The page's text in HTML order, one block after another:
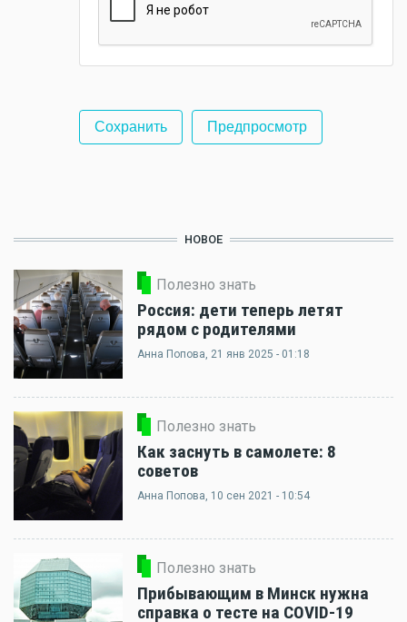
НОВОЕ
Полезно знать
Россия: дети теперь летят
рядом с родителями
Анна Попова, 21 янв 2025 - 01:18
Полезно знать
Как заснуть в самолете: 8
советов
Анна Попова, 10 сен 2021 - 10:54
Полезно знать
Прибывающим в Минск нужна
справка о тесте на COVID-19